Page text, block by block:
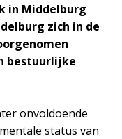
in Middelburg
zich in de
bestuurlijke
onvoldoende
status van